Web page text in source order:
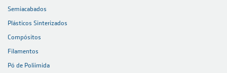
Semiacabados
Plásticos Sinterizados
Compósitos
Filamentos
Pó de Poliimida